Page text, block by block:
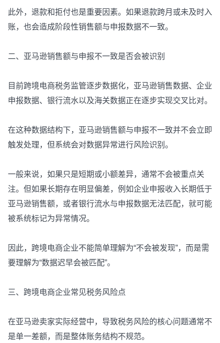
此外，退款和拒付也是重要因素。如果退款跨月或未及时入
账，也会造成阶段性销售额与申报数据不一致。
二、亚马逊销售额与申报不一致是否会被识别
目前跨境电商税务监管逐步数据化，亚马逊销售数据、企业
申报数据、银行流水以及海关数据正在逐步实现交叉比对。
在这种数据结构下，亚马逊销售额与申报不一致并不会立即
触发处理，但系统会对数据异常进行风险识别。
一般来说，如果只是短期或小额差异，通常不会被重点关
注。但如果长期存在明显偏差，例如企业申报收入长期低于
亚马逊销售额，或者银行流水与申报数据无法匹配，就可能
被系统标记为异常情况。
因此，跨境电商企业不能简单理解为“不会被发现”，而是需
要理解为“数据迟早会被匹配”。
三、跨境电商企业常见税务风险点
在亚马逊卖家实际经营中，导致税务风险的核心问题通常不
是单一差额，而是整体账务结构不规范。